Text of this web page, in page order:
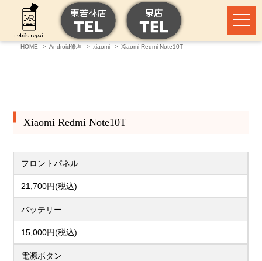
HOME Android修理 xiaomi Xiaomi Redmi Note10T
Xiaomi Redmi Note10T
フロントパネル
21,700円(税込)
バッテリー
15,000円(税込)
電源ボタン